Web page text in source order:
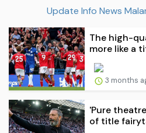
Update Info News
The high-
more like a
3 months
'Pure
of title